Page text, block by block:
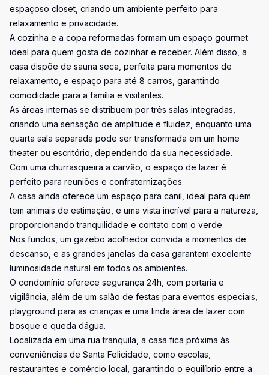
espaçoso closet, criando um ambiente perfeito para
relaxamento e privacidade.
A cozinha e a copa reformadas formam um espaço gourmet
ideal para quem gosta de cozinhar e receber. Além disso, a
casa dispõe de sauna seca, perfeita para momentos de
relaxamento, e espaço para até 8 carros, garantindo
comodidade para a família e visitantes.
As áreas internas se distribuem por três salas integradas,
criando uma sensação de amplitude e fluidez, enquanto uma
quarta sala separada pode ser transformada em um home
theater ou escritório, dependendo da sua necessidade.
Com uma churrasqueira a carvão, o espaço de lazer é
perfeito para reuniões e confraternizações.
A casa ainda oferece um espaço para canil, ideal para quem
tem animais de estimação, e uma vista incrível para a natureza,
proporcionando tranquilidade e contato com o verde.
Nos fundos, um gazebo acolhedor convida a momentos de
descanso, e as grandes janelas da casa garantem excelente
luminosidade natural em todos os ambientes.
O condomínio oferece segurança 24h, com portaria e
vigilância, além de um salão de festas para eventos especiais,
playground para as crianças e uma linda área de lazer com
bosque e queda dágua.
Localizada em uma rua tranquila, a casa fica próxima às
conveniências de Santa Felicidade, como escolas,
restaurantes e comércio local, garantindo o equilíbrio entre a